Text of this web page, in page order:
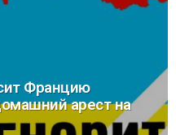
Францию
арест на